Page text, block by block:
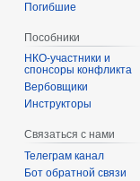
Погибшие
Пособники
спонсоры конфликта
‏‎Вербовщики
Инструкторы
Связаться с нами
Телеграм канал
Бот обратной связи